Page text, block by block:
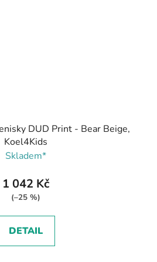
DUD Print - Bear Beige,
Koel4Kids
Skladem*
1 042 Kč
(–25 %)
DETAIL